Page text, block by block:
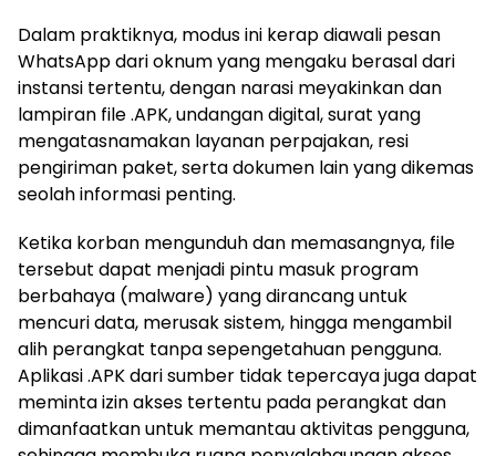
Dalam praktiknya, modus ini kerap diawali pesan
WhatsApp dari oknum yang mengaku berasal dari
instansi tertentu, dengan narasi meyakinkan dan
lampiran file .APK, undangan digital, surat yang
mengatasnamakan layanan perpajakan, resi
pengiriman paket, serta dokumen lain yang dikemas
seolah informasi penting.
Ketika korban mengunduh dan memasangnya, file
tersebut dapat menjadi pintu masuk program
berbahaya (malware) yang dirancang untuk
mencuri data, merusak sistem, hingga mengambil
alih perangkat tanpa sepengetahuan pengguna.
Aplikasi .APK dari sumber tidak tepercaya juga dapat
meminta izin akses tertentu pada perangkat dan
dimanfaatkan untuk memantau aktivitas pengguna,